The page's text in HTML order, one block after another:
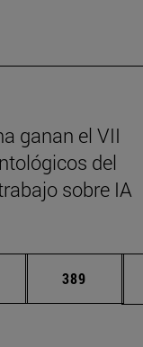
ganan el VII
del
sobre IA
Páginas intermedias
Página
389